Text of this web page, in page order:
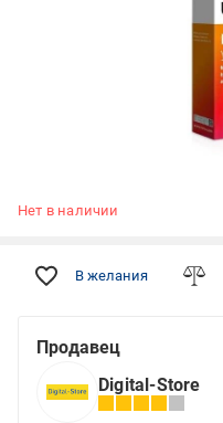
Нет в наличии
В желания
Продавец
Digital-Store